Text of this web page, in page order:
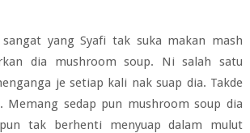
yang Syafi tak suka makan mash
dia mushroom soup. Ni salah satu
je setiap kali nak suap dia. Takde
Memang sedap pun mushroom soup dia
tak berhenti menyuap dalam mulut